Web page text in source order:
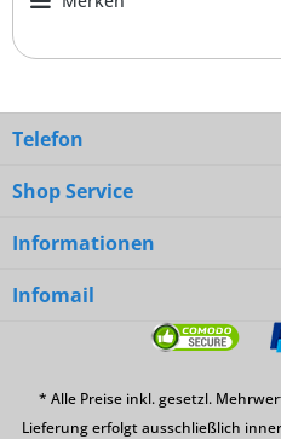
Telefon
Shop Service
Informationen
Infomail
* Alle Preise inkl. gesetzl.
Lieferung erfolgt ausschließlich